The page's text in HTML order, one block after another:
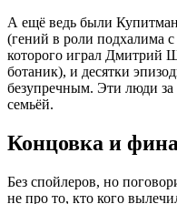
А ещё ведь были
(гений в роли подхалима
которого играл Дмитрий
ботаник), и десятки
безупречным. Эти люди за
семьёй.
Концовка и
Без спойлеров, но
не про то, кто кого